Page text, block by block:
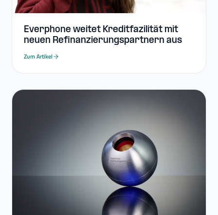
Everphone weitet Kreditfazilität mit
neuen Refinanzierungspartnern aus
Zum Artikel